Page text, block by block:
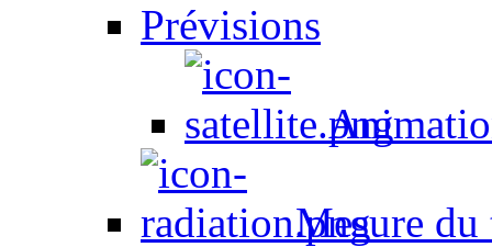
Prévisions
Mesure du